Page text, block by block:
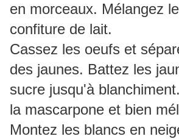
en morceaux. Mélangez
confiture de lait.
Cassez les oeufs et
des jaunes. Battez les
sucre jusqu'à
la mascarpone et bien
Montez les blancs en